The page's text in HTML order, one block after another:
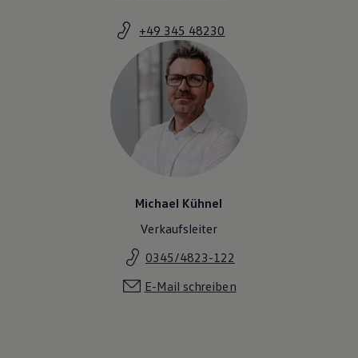
Lifestyle
Transport
Familie
Elektromobilität
Volkswagen R
Pannen- und Unfallhilfe
Volkswagen Kundenbetreuung
+49 345 48230
Michael Kühnel
Verkaufsleiter
0345/4823-122
E-Mail schreiben